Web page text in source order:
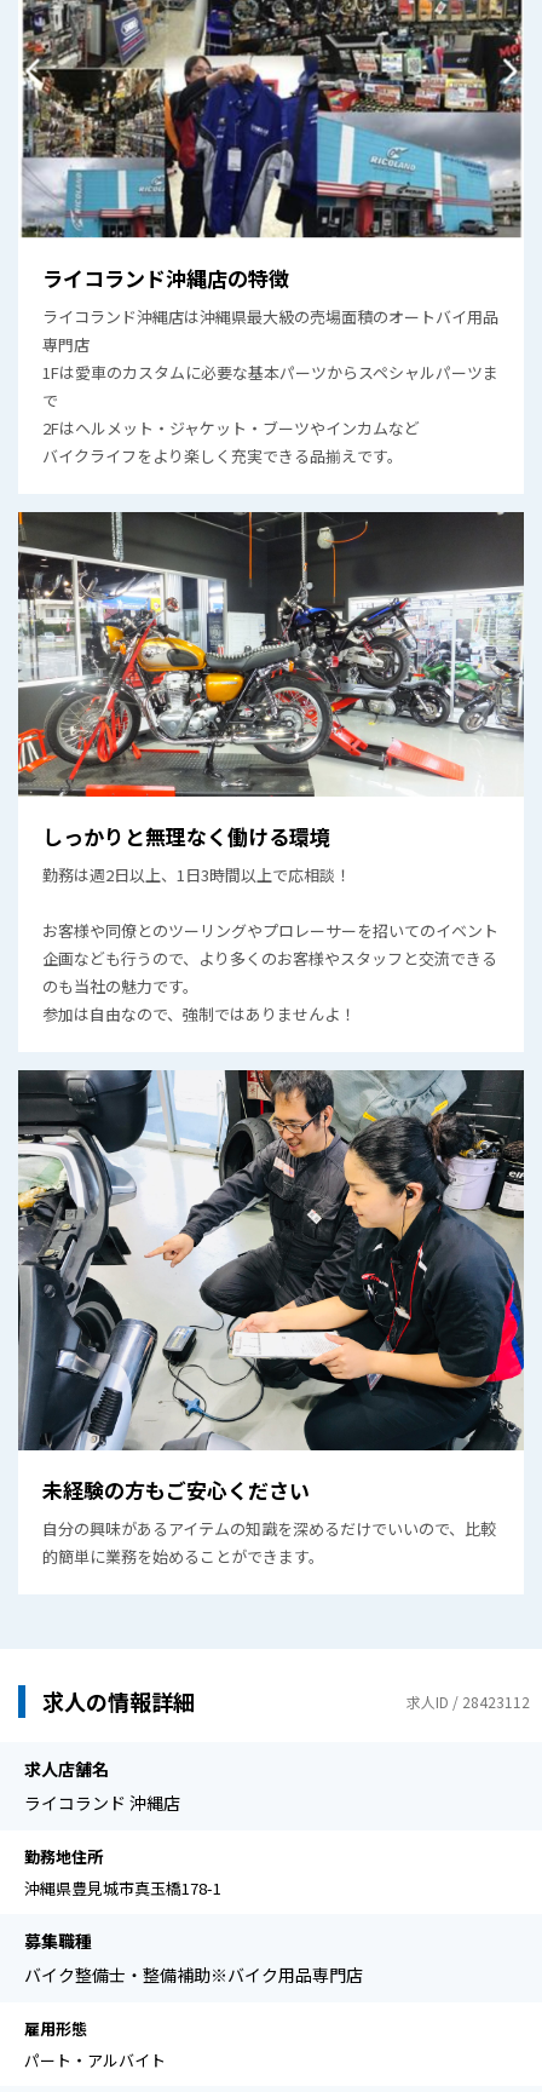
ライコランド沖縄店の特徴
ライコランド沖縄店は沖縄県最大級の売場面積のオートバイ用品
専門店
1Fは愛車のカスタムに必要な基本パーツからスペシャルパーツま
で
2Fはヘルメット・ジャケット・ブーツやインカムなど
バイクライフをより楽しく充実できる品揃えです。
しっかりと無理なく働ける環境
勤務は週2⽇以上、1⽇3時間以上で応相談！
お客様や同僚とのツーリングやプロレーサーを招いてのイベント
企画なども行うので、より多くのお客様やスタッフと交流できる
のも当社の魅力です。
参加は自由なので、強制ではありませんよ！
未経験の方もご安心ください
自分の興味があるアイテムの知識を深めるだけでいいので、比較
的簡単に業務を始めることができます。
求人の情報詳細 求人ID / 28423112
求人店舗名
ライコランド 沖縄店
勤務地住所
沖縄県豊見城市真玉橋178-1
募集職種
バイク整備士・整備補助※バイク用品専門店
雇用形態
パート・アルバイト